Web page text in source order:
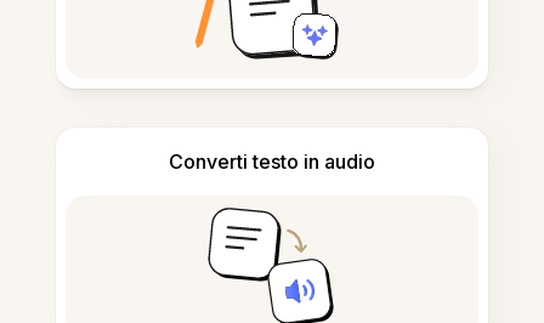
Converti testo in audio